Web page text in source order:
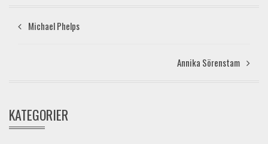
Michael Phelps
Annika Sörenstam
KATEGORIER